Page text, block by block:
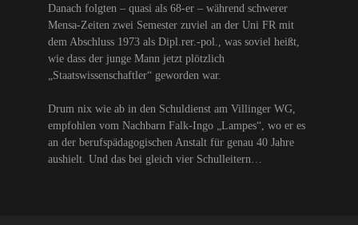
Danach folgten – quasi als 68-er – während schwerer
Mensa-Zeiten zwei Semester zuviel an der Uni FR mit
dem Abschluss 1973 als Dipl.rer.-pol., was soviel heißt,
wie dass der junge Mann jetzt plötzlich
„Staatswissenschaftler“ geworden war.
Drum nix wie ab in den Schuldienst am Villinger WG,
empfohlen vom Nachbarn Falk-Ingo „Lampes“, wo er es
an der berufspädagogischen Anstalt für genau 40 Jahre
aushielt. Und das bei gleich vier Schulleitern…